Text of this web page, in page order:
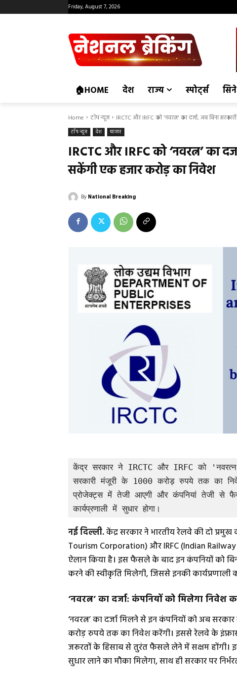
Friday, August 7, 2026
🏠HOME देश राज्य स्पोर्ट्स
Home टॉप न्यूज IRCTC और IRFC को 'नवरत्न' का दर्जा, अब बिना
टॉप न्यूज देश बाजार
IRCTC और IRFC को ‘नवरत्न’ का
सकेंगी एक हजार करोड़ का निवेश
By National Breaking
केंद्र सरकार ने IRCTC और IRFC को
सरकारी मंजूरी के 1000 करोड़ रुपये तक का
प्रोजेक्ट्स में तेजी आएगी और कंपनियां तेजी से
कार्यप्रणाली में सुधार होगा।
नई दिल्ली.केंद्र सरकार ने भारतीय रेलवे की दो
Tourism Corporation) और IRFC (Indian Railway
ऐलान किया है। इस फैसले के बाद इन कंपनियों को
करने की स्वीकृति मिलेगी, जिससे इनकी
‘नवरत्न’ का दर्जा: कंपनियों को मिलेगा निवेश
‘नवरत्न’ का दर्जा मिलने से इन कंपनियों को अब
करोड़ रुपये तक का निवेश करेंगी। इससे रेलवे के
जरूरतों के हिसाब से तुरंत फैसले लेने में सक्षम होंगी।
सुधार लाने का मौका मिलेगा, साथ ही सरकार पर